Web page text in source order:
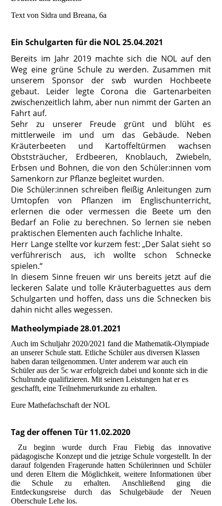
Text von Sidra und Breana, 6a
Ein Schulgarten für die NOL 25.04.2021
Bereits im Jahr 2019 machte sich die NOL auf den
Weg eine grüne Schule zu werden. Zusammen mit
unserem Sponsor der swb wurden Hochbeete
gebaut. Leider legte Corona die Gartenarbeiten
zwischenzeitlich lahm, aber nun nimmt der Garten an
Fahrt auf.
Sehr zu unserer Freude grünt und blüht es
mittlerweile im und um das Gebäude. Neben
Kräuterbeeten und Kartoffeltürmen wachsen
Obststräucher, Erdbeeren, Knoblauch, Zwiebeln,
Erbsen und Bohnen, die von den Schüler:innen vom
Samenkorn zur Pflanze begleitet wurden.
Die Schüler:innen schreiben fleißig Anleitungen zum
Umtopfen von Pflanzen im Englischunterricht,
erlernen die oder vermessen die Beete um den
Bedarf an Folie zu berechnen. So lernen sie neben
praktischen Elementen auch fachliche Inhalte.
Herr Lange stellte vor kurzem fest: „Der Salat sieht so
verführerisch aus, ich wollte schon Schnecke
spielen.“
In diesem Sinne freuen wir uns bereits jetzt auf die
leckeren Salate und tolle Kräuterbaguettes aus dem
Schulgarten und hoffen, dass uns die Schnecken bis
dahin nicht alles wegessen.
Matheolympiade 28.01.2021
Auch im Schuljahr 2020/2021 fand die Mathematik-Olympiade
an unserer Schule statt. Etliche Schüler aus diversen Klassen
haben daran teilgenommen. Unter anderem war auch ein
Schüler aus der 5c war erfolgreich dabei und konnte sich in die
Schulrunde qualifizieren. Mit seinen Leistungen hat er es
geschafft, eine Teilnehmerurkunde zu erhalten.
Eure Mathefachschaft der NOL
Tag der offenen Tür 11.02.2020
Zu beginn wurde durch Frau Fiebig das innovative
pädagogische Konzept und die jetzige Schule vorgestellt. In der
darauf folgenden Fragerunde hatten Schülerinnen und Schüler
und deren Eltern die Möglichkeit, weitere Informationen über
die Schule zu erhalten. Anschließend ging die
Entdeckungsreise durch das Schulgebäude der Neuen
Oberschule Lehe los.